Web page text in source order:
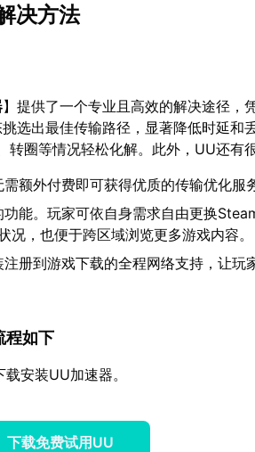
决方法
】提供了一个专业且高效的解决途径，
选出最佳传输路径，显著降低时延和
圈等情况轻松化解。此外，UU还有
额外付费即可获得优质的传输优化服务
能。玩家可依自身需求自由更换
，也便于跨区域浏览更多游戏内容。
册到游戏下载的全程网络支持，让玩
程如下
安装UU加速器。
下载免费试用UU